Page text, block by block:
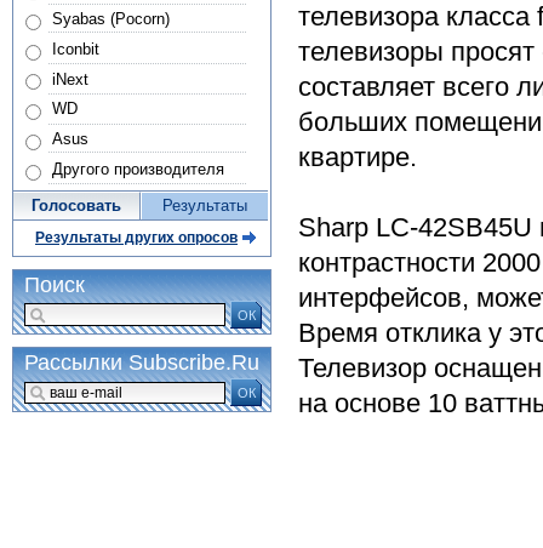
телевизора
телевизоры
составляет всего
больших
квартире.
Sharp LC-42SB45U
контрастности
интерфейсов,
Время отклика у
Телевизор
на основе 10
Syabas (Pocorn)
Iconbit
iNext
WD
Asus
Другого производителя
Голосовать Результаты
Результаты других опросов
Поиск
ОК
Рассылки Subscribe.Ru
ОК